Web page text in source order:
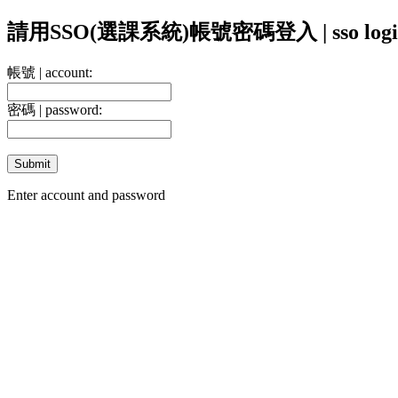
請用SSO(選課系統)帳號密碼登入 | sso
帳號 | account:
密碼 | password:
Enter account and password